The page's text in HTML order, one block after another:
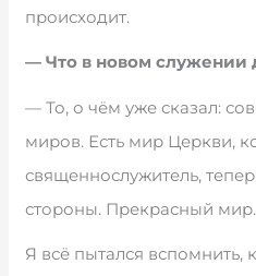
происходит.
— Что в новом служении
— То, о чём уже сказал:
миров. Есть мир Церкви,
священнослужитель,
стороны. Прекрасный
Я всё пытался вспомнить,